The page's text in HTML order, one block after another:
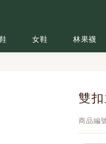
女鞋 林果襪
雙
商品編